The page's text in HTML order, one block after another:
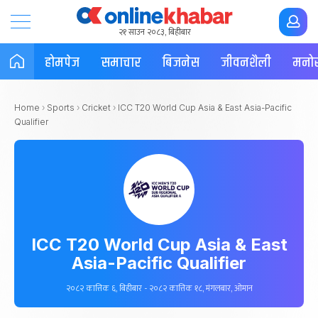
२१ साउन २०८३, बिहीबार
होमपेज समाचार बिजनेस जीवनशैली
Home › Sports › Cricket › ICC T20 World Cup Asia & East Asia-Pacific
Qualifier
ICC T20 World Cup Asia & East
Asia-Pacific Qualifier
२०८२ कात्तिक ६, बिहीबार - २०८२ कात्तिक १८, मंगलबार, ओमान